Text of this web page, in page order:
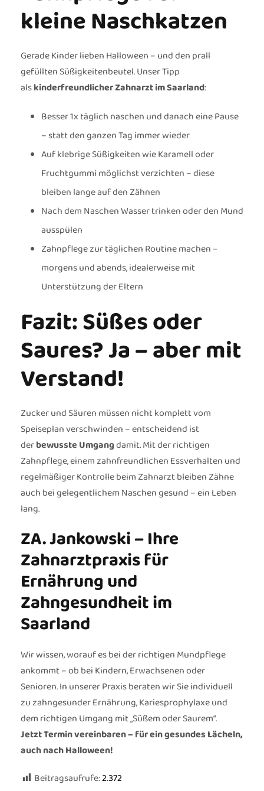
kleine Naschkatzen
Gerade Kinder lieben Halloween – und den prall
gefüllten Süßigkeitenbeutel. Unser Tipp
alskinderfreundlicher Zahnarzt im Saarland:
Besser 1x täglich naschen und danach eine Pause
– statt den ganzen Tag immer wieder
Auf klebrige Süßigkeiten wie Karamell oder
Fruchtgummi möglichst verzichten – diese
bleiben lange auf den Zähnen
Nach dem Naschen Wasser trinken oder den Mund
ausspülen
Zahnpflege zur täglichen Routine machen –
morgens und abends, idealerweise mit
Unterstützung der Eltern
Fazit: Süßes oder
Saures? Ja – aber mit
Verstand!
Zucker und Säuren müssen nicht komplett vom
Speiseplan verschwinden – entscheidend ist
derbewusste Umgangdamit. Mit der richtigen
Zahnpflege, einem zahnfreundlichen Essverhalten und
regelmäßiger Kontrolle beim Zahnarzt bleiben Zähne
auch bei gelegentlichem Naschen gesund – ein Leben
lang.
ZA. Jankowski – Ihre
Zahnarztpraxis für
Ernährung und
Zahngesundheit im
Saarland
Wir wissen, worauf es bei der richtigen Mundpflege
ankommt – ob bei Kindern, Erwachsenen oder
Senioren. In unserer Praxis beraten wir Sie individuell
zu zahngesunder Ernährung, Kariesprophylaxe und
dem richtigen Umgang mit „Süßem oder Saurem“.
Jetzt Termin vereinbaren – für ein gesundes Lächeln,
auch nach Halloween!
Beitragsaufrufe:2.372